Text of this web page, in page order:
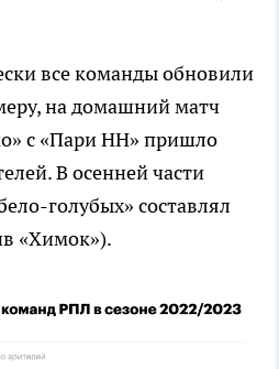
все команды обновили
на домашний матч
с «Пари НН» пришло
В осенней части
голубых» составлял
«Химок»).